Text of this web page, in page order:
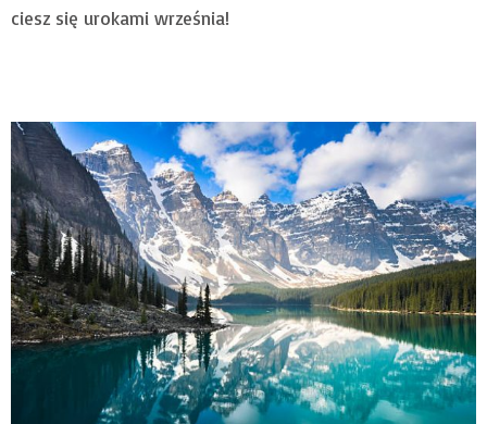
ciesz się urokami września!